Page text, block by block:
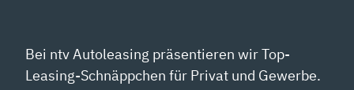
Bei ntv Autoleasing präsentieren wir Top-
Leasing-Schnäppchen für Privat und Gewerbe.